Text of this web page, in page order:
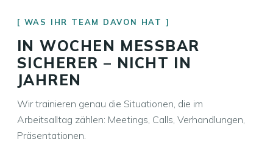
WAS IHR TEAM DAVON HAT
IN WOCHEN MESSBAR
SICHERER – NICHT IN
JAHREN
Wir trainieren genau die Situationen, die im
Arbeitsalltag zählen: Meetings, Calls, Verhandlungen,
Präsentationen.